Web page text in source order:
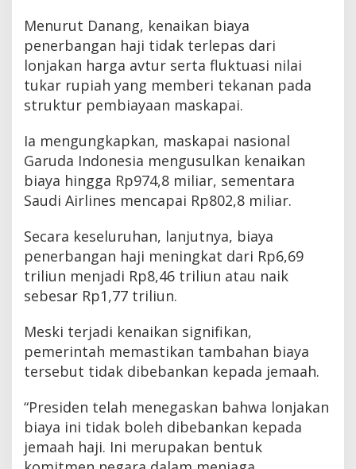
Menurut Danang, kenaikan biaya
penerbangan haji tidak terlepas dari
lonjakan harga avtur serta fluktuasi nilai
tukar rupiah yang memberi tekanan pada
struktur pembiayaan maskapai.
Ia mengungkapkan, maskapai nasional
Garuda Indonesia mengusulkan kenaikan
biaya hingga Rp974,8 miliar, sementara
Saudi Airlines mencapai Rp802,8 miliar.
Secara keseluruhan, lanjutnya, biaya
penerbangan haji meningkat dari Rp6,69
triliun menjadi Rp8,46 triliun atau naik
sebesar Rp1,77 triliun.
Meski terjadi kenaikan signifikan,
pemerintah memastikan tambahan biaya
tersebut tidak dibebankan kepada jemaah.
“Presiden telah menegaskan bahwa lonjakan
biaya ini tidak boleh dibebankan kepada
jemaah haji. Ini merupakan bentuk